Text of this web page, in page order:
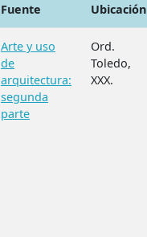
Fuente Ubicación
Arte y uso
de
arquitectura:
segunda
parte
Ord.
Toledo,
XXX.